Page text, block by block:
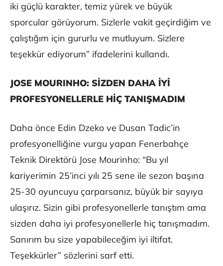
iki güçlü karakter, temiz yürek ve büyük
sporcular görüyorum. Sizlerle vakit geçirdiğim ve
çalıştığım için gururlu ve mutluyum. Sizlere
teşekkür ediyorum” ifadelerini kullandı.
JOSE MOURINHO: SİZDEN DAHA İYİ
PROFESYONELLERLE HİÇ TANIŞMADIM
Daha önce Edin Dzeko ve Dusan Tadic’in
profesyonelliğine vurgu yapan Fenerbahçe
Teknik Direktörü Jose Mourinho: “Bu yıl
kariyerimin 25’inci yılı 25 sene ile sezon başına
25-30 oyuncuyu çarparsanız, büyük bir sayıya
ulaşırız. Sizin gibi profesyonellerle tanıştım ama
sizden daha iyi profesyonellerle hiç tanışmadım.
Sanırım bu size yapabileceğim iyi iltifat.
Teşekkürler” sözlerini sarf etti.